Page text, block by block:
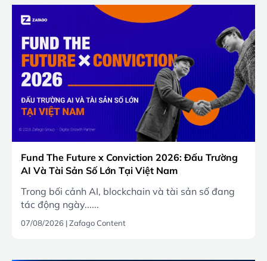
Fund The Future x Conviction 2026: Đấu Trường
AI Và Tài Sản Số Lớn Tại Việt Nam
Trong bối cảnh AI, blockchain và tài sản số đang
tác động ngày......
07/08/2026 |Zafago Content